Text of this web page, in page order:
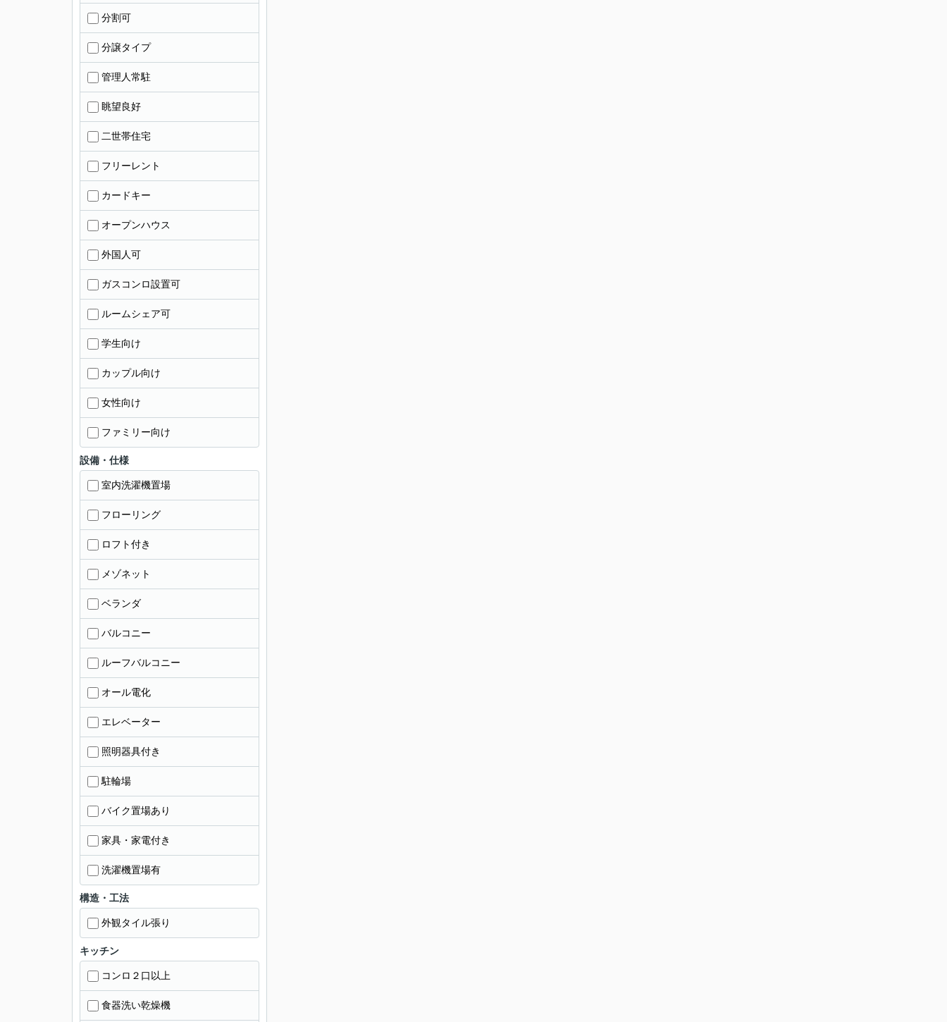
分割可
分譲タイプ
管理人常駐
眺望良好
二世帯住宅
フリーレント
カードキー
オープンハウス
外国人可
ガスコンロ設置可
ルームシェア可
学生向け
カップル向け
女性向け
ファミリー向け
設備・仕様
室内洗濯機置場
フローリング
ロフト付き
メゾネット
ベランダ
バルコニー
ルーフバルコニー
オール電化
エレベーター
照明器具付き
駐輪場
バイク置場あり
家具・家電付き
洗濯機置場有
構造・工法
外観タイル張り
キッチン
コンロ２口以上
食器洗い乾燥機